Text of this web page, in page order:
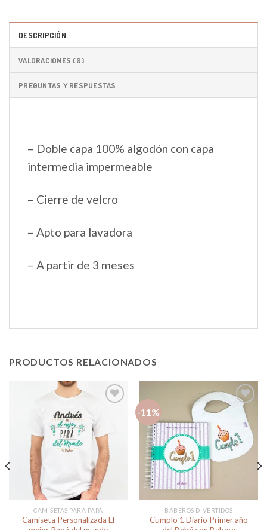
DESCRIPCIÓN
VALORACIONES (0)
PREGUNTAS Y RESPUESTAS
– Doble capa 100% algodón con capa
intermedia impermeable
– Cierre de velcro
– Apto para lavadora
– A partir de 3 meses
PRODUCTOS RELACIONADOS
Añadir
a la
lista de
deseos
CAMISETAS PARA PAPÁ
Camiseta Personalizada El
-11%
Añadir
a la
lista de
deseos
BABEROS DIVERTIDOS
Cumplo 1 Diario Primer año